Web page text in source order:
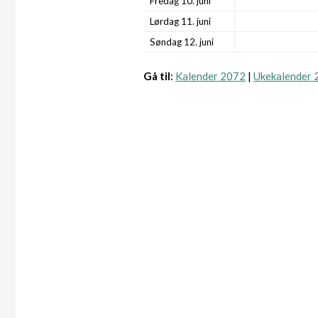
Lørdag 11. juni
Søndag 12. juni
Gå til: Kalender 2072 | Ukekalender